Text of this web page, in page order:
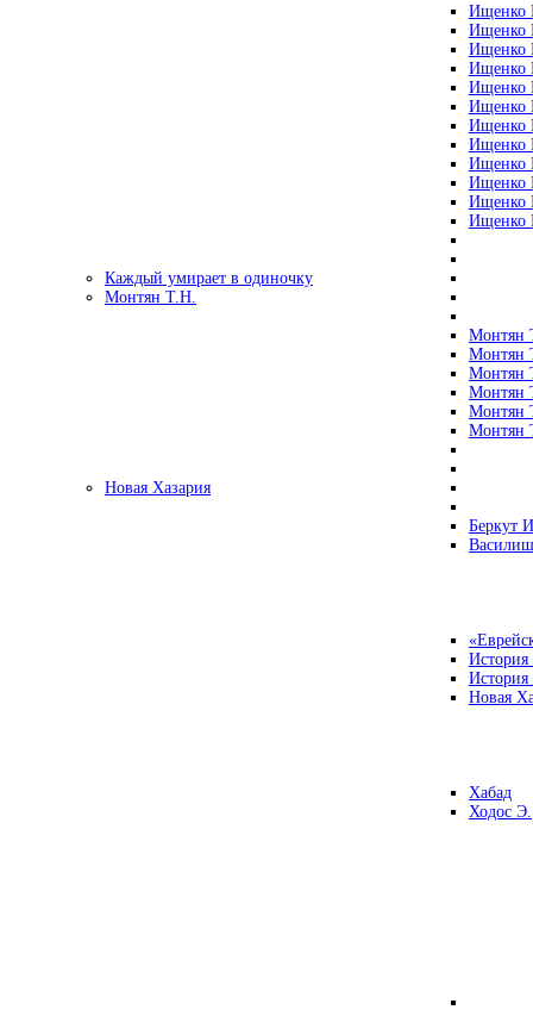
Ищенко
Ищенко
Ищенко
Ищенко
Ищенко
Ищенко
Ищенко
Ищенко
Ищенко
Ищенко
Ищенко
Ищенко
Каждый умирает в одиночку
Монтян Т.Н.
Монтян
Монтян
Монтян
Монтян
Монтян
Монтян
Новая Хазария
Беркут
Новая
Хабад
Ходос Э.